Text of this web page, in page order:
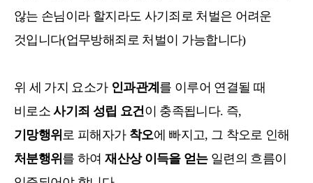
않는 손님이라 할지라도 사기죄로 처벌은 어려운
것입니다(업무방해죄로 처벌이 가능합니다)
위 세 가지 요소가 인과관계 를 이루어 연결될 때
비로소사기죄 성립 요건이 충족됩니다. 즉,
기망행위 로 피해자가 착오에 빠지고, 그 착오로 인해
처분행위 를 하여재산상 이득을 얻는일련의 흐름이